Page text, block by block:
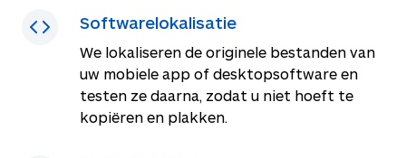
Softwarelokalisatie
We lokaliseren de originele bestanden van
uw mobiele app of desktopsoftware en
testen ze daarna, zodat u niet hoeft te
kopiëren en plakken.